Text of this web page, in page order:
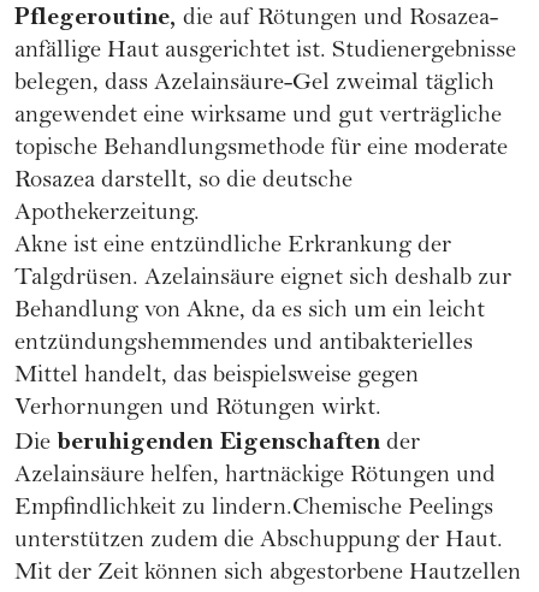
Pflegeroutine, die auf Rötungen und Rosazea-
anfällige Haut ausgerichtet ist. Studienergebnisse
belegen, dass Azelainsäure-Gel zweimal täglich
angewendet eine wirksame und gut verträgliche
topische Behandlungsmethode für eine moderate
Rosazea darstellt, so die deutsche
Apothekerzeitung.
Akne ist eine entzündliche Erkrankung der
Talgdrüsen. Azelainsäure eignet sich deshalb zur
Behandlung von Akne, da es sich um ein leicht
entzündungshemmendes und antibakterielles
Mittel handelt, das beispielsweise gegen
Verhornungen und Rötungen wirkt.
Die beruhigenden Eigenschaften der
Azelainsäure helfen, hartnäckige Rötungen und
Empfindlichkeit zu lindern.Chemische Peelings
unterstützen zudem die Abschuppung der Haut.
Mit der Zeit können sich abgestorbene Hautzellen